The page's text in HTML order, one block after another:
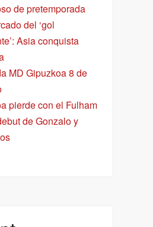
de pretemporada
del ‘gol
Asia conquista
MD Gipuzkoa 8 de
pierde con el Fulham
de Gonzalo y